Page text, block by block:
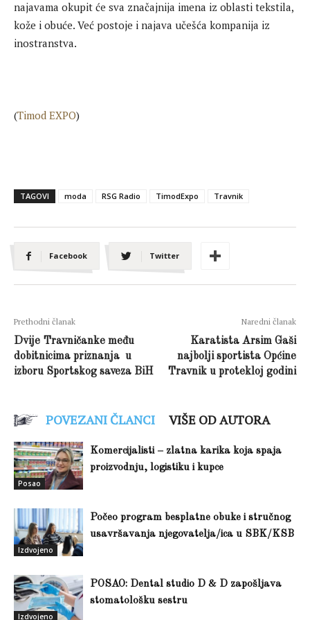
najavama okupit će sva značajnija imena iz oblasti tekstila,
kože i obuće. Već postoje i najava učešća kompanija iz
inostranstva.
(Timod EXPO)
TAGOVI moda RSG Radio TimodExpo Travnik
Facebook Twitter
Prethodni članak
Dvije Travničanke među
dobitnicima priznanja u
izboru Sportskog saveza BiH
Naredni članak
Karatista Arsim Gaši
najbolji sportista Općine
Travnik u protekloj godini
POVEZANI ČLANCI VIŠE OD AUTORA
Posao
Komercijalisti – zlatna karika koja spaja
proizvodnju, logistiku i kupce
Izdvojeno
Počeo program besplatne obuke i stručnog
usavršavanja njegovatelja/ica u SBK/KSB
Izdvojeno
POSAO: Dental studio D & D zapošljava
stomatološku sestru